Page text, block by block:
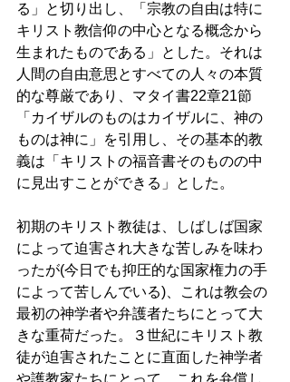
る」と切り出し、「宗教の自由は特に
キリスト教信仰の中心となる概念から
生まれたものである」とした。それは
人間の自由意思とすべての人々の本質
的な尊厳であり、マタイ書22章21節
「カイザルのものはカイザルに、神の
ものは神に」を引用し、その基本的教
義は「キリストの福音書そのものの中
に見出すことができる」とした。
初期のキリスト教徒は、しばしば国家
によって迫害され大きな苦しみを味わ
ったが(今日でも抑圧的な国家権力の手
によって苦しんでいる)、これは教会の
最初の神学者や弁護者たちにとって大
きな重荷だった。３世紀にキリスト教
徒が迫害されたことに直面した神学者
や護教家たちにとって、これを弁償し